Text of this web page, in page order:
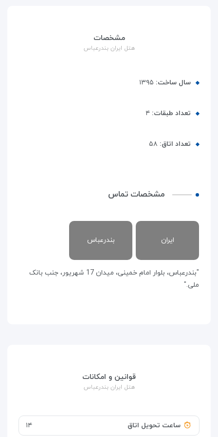
مشخصات
هتل ایران بندرعباس
سال ساخت: ۱۳۹۵
تعداد طبقات: ۴
تعداد اتاق: ۵۸
مشخصات تماس
ایران بندرعباس
"بندرعباس، بلوار امام خمینی، میدان 17 شهریور، جنب بانک
ملی."
قوانین و امکانات
هتل ایران بندرعباس
ساعت تحویل اتاق ۱۴